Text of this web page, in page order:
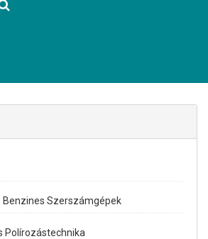
Benzines Szerszámgépek
Polírozástechnika